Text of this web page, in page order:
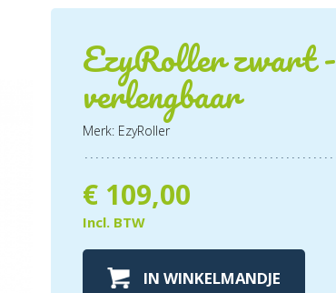
EzyRoller zwart -
verlengbaar
Merk: EzyRoller
€ 109,00
Incl. BTW
IN WINKELMANDJE